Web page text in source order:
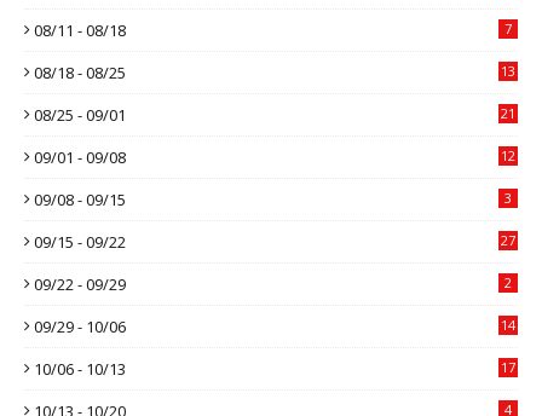
08/11 - 08/18 7
08/18 - 08/25 13
08/25 - 09/01 21
09/01 - 09/08 12
09/08 - 09/15 3
09/15 - 09/22 27
09/22 - 09/29 2
09/29 - 10/06 14
10/06 - 10/13 17
10/13 - 10/20 4